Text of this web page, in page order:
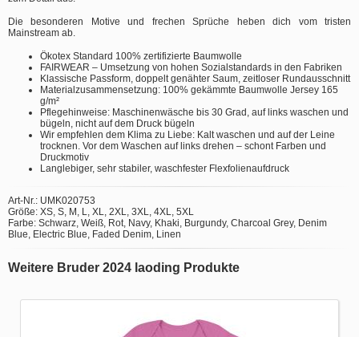
Die besonderen Motive und frechen Sprüche heben dich vom tristen
Mainstream ab.
Ökotex Standard 100% zertifizierte Baumwolle
FAIRWEAR – Umsetzung von hohen Sozialstandards in den Fabriken
Klassische Passform, doppelt genähter Saum, zeitloser Rundausschnitt
Materialzusammensetzung: 100% gekämmte Baumwolle Jersey 165
g/m²
Pflegehinweise: Maschinenwäsche bis 30 Grad, auf links waschen und
bügeln, nicht auf dem Druck bügeln
Wir empfehlen dem Klima zu Liebe: Kalt waschen und auf der Leine
trocknen. Vor dem Waschen auf links drehen – schont Farben und
Druckmotiv
Langlebiger, sehr stabiler, waschfester Flexfolienaufdruck
Art-Nr.: UMK020753
Größe: XS, S, M, L, XL, 2XL, 3XL, 4XL, 5XL
Farbe: Schwarz, Weiß, Rot, Navy, Khaki, Burgundy, Charcoal Grey, Denim
Blue, Electric Blue, Faded Denim, Linen
Weitere Bruder 2024 laoding Produkte